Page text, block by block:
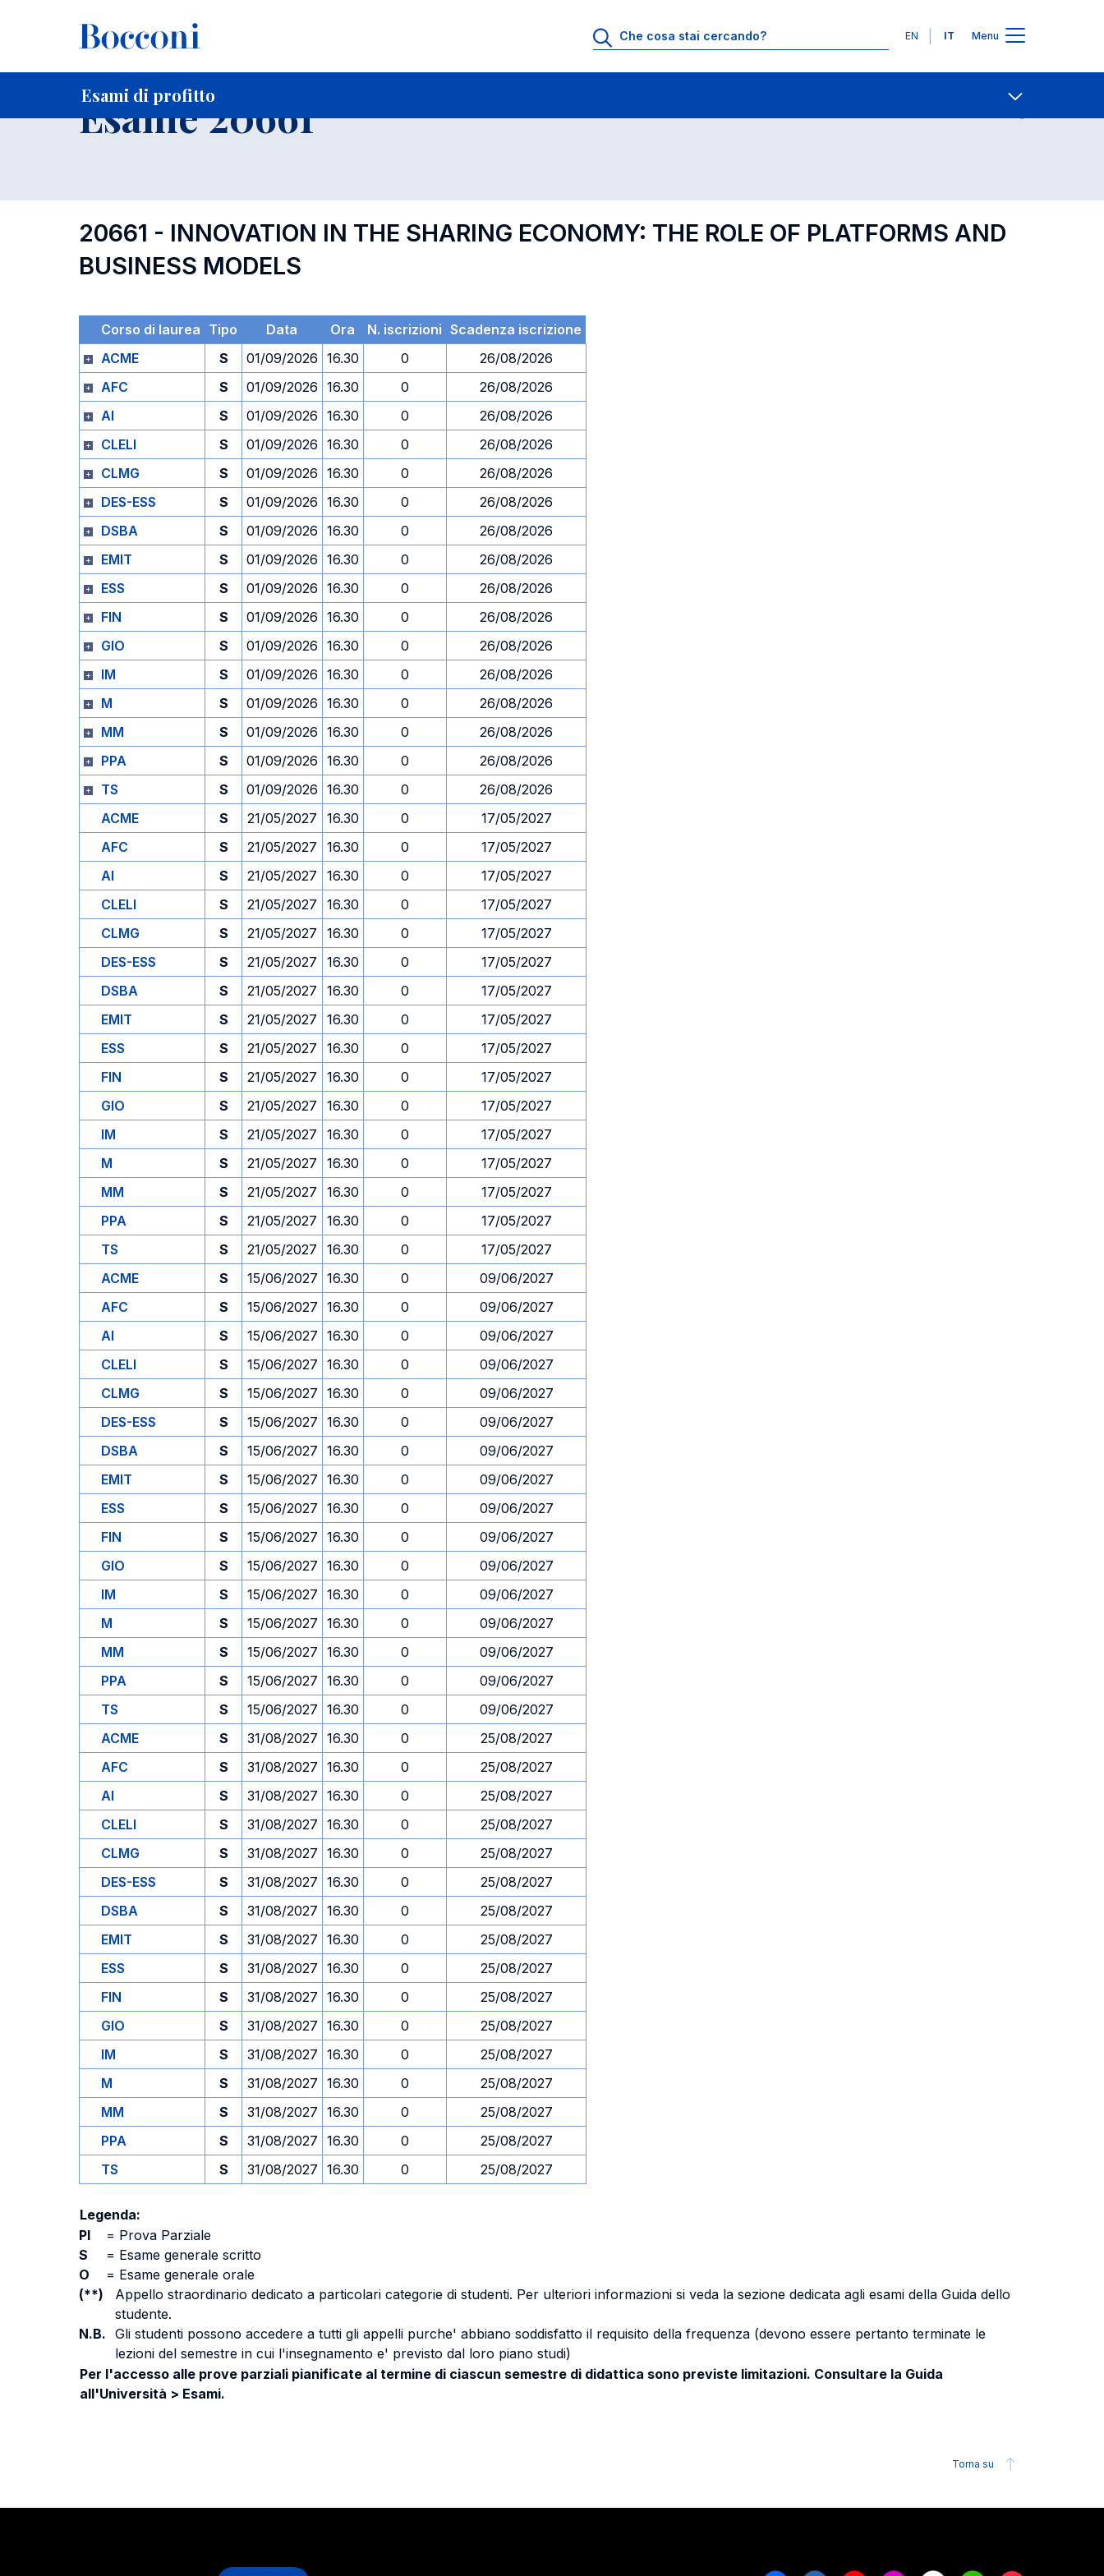
Lingue
EN IT Menu
Esami di profitto
Home Per studenti iscritti Contatti
Esame 20661
20661 - INNOVATION IN THE SHARING ECONOMY: THE ROLE OF PLATFORMS AND
BUSINESS MODELS
Corso di laurea Tipo Data Ora N. iscrizioni Scadenza iscrizione
ACME
S 01/09/2026 16.30 0
26/08/2026
AFC
S 01/09/2026 16.30 0
26/08/2026
AI
S 01/09/2026 16.30 0
26/08/2026
CLELI
S 01/09/2026 16.30 0
26/08/2026
CLMG
S 01/09/2026 16.30 0
26/08/2026
DES-ESS
S 01/09/2026 16.30 0
26/08/2026
DSBA
S 01/09/2026 16.30 0
26/08/2026
EMIT
S 01/09/2026 16.30 0
26/08/2026
ESS
S 01/09/2026 16.30 0
26/08/2026
FIN
S 01/09/2026 16.30 0
26/08/2026
GIO
S 01/09/2026 16.30 0
26/08/2026
IM
S 01/09/2026 16.30 0
26/08/2026
M
S 01/09/2026 16.30 0
26/08/2026
MM
S 01/09/2026 16.30 0
26/08/2026
PPA
S 01/09/2026 16.30 0
26/08/2026
TS
S 01/09/2026 16.30 0
26/08/2026
ACME
S 21/05/2027 16.30 0
17/05/2027
AFC
S 21/05/2027 16.30 0
17/05/2027
AI
S 21/05/2027 16.30 0
17/05/2027
CLELI
S 21/05/2027 16.30 0
17/05/2027
CLMG
S 21/05/2027 16.30 0
17/05/2027
DES-ESS
S 21/05/2027 16.30 0
17/05/2027
DSBA
S 21/05/2027 16.30 0
17/05/2027
EMIT
S 21/05/2027 16.30 0
17/05/2027
ESS
S 21/05/2027 16.30 0
17/05/2027
FIN
S 21/05/2027 16.30 0
17/05/2027
GIO
S 21/05/2027 16.30 0
17/05/2027
IM
S 21/05/2027 16.30 0
17/05/2027
M
S 21/05/2027 16.30 0
17/05/2027
MM
S 21/05/2027 16.30 0
17/05/2027
PPA
S 21/05/2027 16.30 0
17/05/2027
TS
S 21/05/2027 16.30 0
17/05/2027
ACME
S 15/06/2027 16.30 0
09/06/2027
AFC
S 15/06/2027 16.30 0
09/06/2027
AI
S 15/06/2027 16.30 0
09/06/2027
CLELI
S 15/06/2027 16.30 0
09/06/2027
CLMG
S 15/06/2027 16.30 0
09/06/2027
DES-ESS
S 15/06/2027 16.30 0
09/06/2027
DSBA
S 15/06/2027 16.30 0
09/06/2027
EMIT
S 15/06/2027 16.30 0
09/06/2027
ESS
S 15/06/2027 16.30 0
09/06/2027
FIN
S 15/06/2027 16.30 0
09/06/2027
GIO
S 15/06/2027 16.30 0
09/06/2027
IM
S 15/06/2027 16.30 0
09/06/2027
M
S 15/06/2027 16.30 0
09/06/2027
MM
S 15/06/2027 16.30 0
09/06/2027
PPA
S 15/06/2027 16.30 0
09/06/2027
TS
S 15/06/2027 16.30 0
09/06/2027
ACME
S 31/08/2027 16.30 0
25/08/2027
AFC
S 31/08/2027 16.30 0
25/08/2027
AI
S 31/08/2027 16.30 0
25/08/2027
CLELI
S 31/08/2027 16.30 0
25/08/2027
CLMG
S 31/08/2027 16.30 0
25/08/2027
DES-ESS
S 31/08/2027 16.30 0
25/08/2027
DSBA
S 31/08/2027 16.30 0
25/08/2027
EMIT
S 31/08/2027 16.30 0
25/08/2027
ESS
S 31/08/2027 16.30 0
25/08/2027
FIN
S 31/08/2027 16.30 0
25/08/2027
GIO
S 31/08/2027 16.30 0
25/08/2027
IM
S 31/08/2027 16.30 0
25/08/2027
M
S 31/08/2027 16.30 0
25/08/2027
MM
S 31/08/2027 16.30 0
25/08/2027
PPA
S 31/08/2027 16.30 0
25/08/2027
TS
S 31/08/2027 16.30 0 25/08/2027
Legenda:
PI
= Prova Parziale
S
= Esame generale scritto
O
= Esame generale orale
(**)
Appello straordinario dedicato a particolari categorie di studenti. Per ulteriori informazioni si veda la sezione dedicata agli esami della Guida dello
studente.
N.B. Gli studenti possono accedere a tutti gli appelli purche' abbiano soddisfatto il requisito della frequenza (devono essere pertanto terminate le
lezioni del semestre in cui l'insegnamento e' previsto dal loro piano studi)
Per l'accesso alle prove parziali pianificate al termine di ciascun semestre di didattica sono previste limitazioni. Consultare la Guida
all'Università > Esami.
Torna su